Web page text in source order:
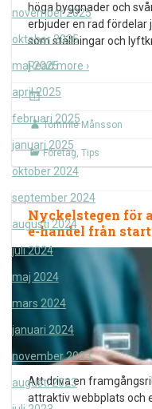
november 2025
oktober 2025
maj 2025
april 2025
februari 2025
januari 2025
oktober 2024
september 2024
augusti 2024
juli 2024
maj 2024
mars 2024
januari 2024
november 2023
augusti 2023
höga byggnader och
erbjuder en rad
som ställningar och
Read more ›
Tommie Månsson
Företag, Tips
Nyckelstegen för
e-handel från
Att driva en
attraktiv webbplats och